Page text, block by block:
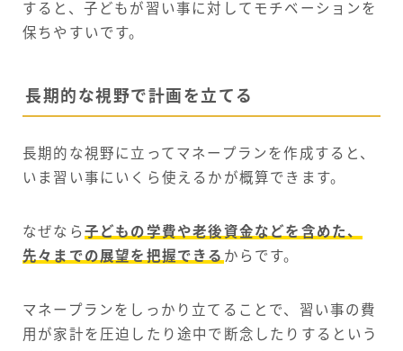
すると、子どもが習い事に対してモチベーションを
保ちやすいです。
長期的な視野で計画を立てる
長期的な視野に立ってマネープランを作成すると、
いま習い事にいくら使えるかが概算できます。
なぜなら子どもの学費や老後資金などを含めた、
先々までの展望を把握できる からです。
マネープランをしっかり立てることで、習い事の費
用が家計を圧迫したり途中で断念したりするという